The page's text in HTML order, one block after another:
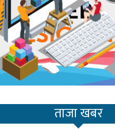
ताजा खबर